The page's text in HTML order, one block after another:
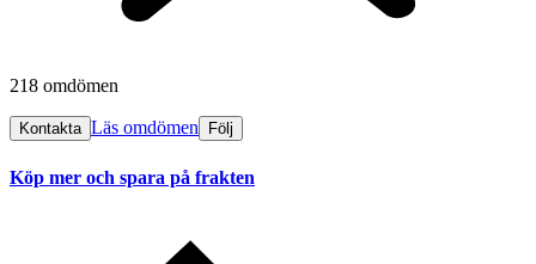
218 omdömen
Kontakta Läs omdömen Följ
Köp mer och spara på frakten